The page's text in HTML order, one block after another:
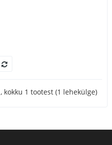
kokku 1 tootest (1 lehekülge)